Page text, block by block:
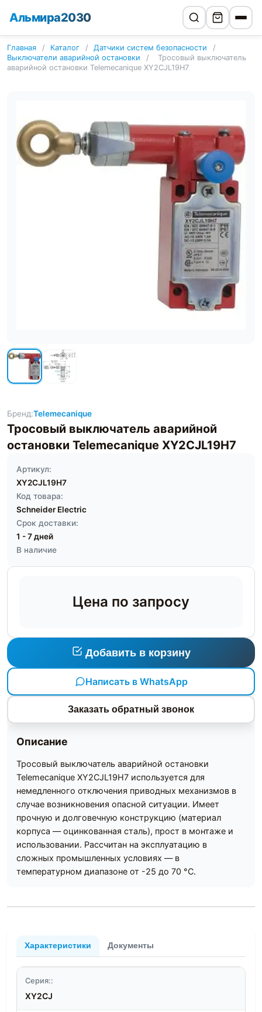
Альмира2030
Главная / Каталог / Датчики систем безопасности
/
Выключатели аварийной остановки
/
Тросовый выключатель
аварийной остановки Telemecanique XY2CJL19H7
Бренд:Telemecanique
Тросовый выключатель аварийной
остановки Telemecanique XY2CJL19H7
Артикул:
XY2CJL19H7
Код товара:
Schneider Electric
Срок доставки:
1 - 7 дней
В наличие
Цена по запросу
Добавить в корзину
Написать в WhatsApp
Заказать обратный звонок
Описание
Тросовый выключатель аварийной остановки
Telemecanique XY2CJL19H7 используется для
немедленного отключения приводных механизмов в
случае возникновения опасной ситуации. Имеет
прочную и долговечную конструкцию (материал
корпуса — оцинкованная сталь), прост в монтаже и
использовании. Рассчитан на эксплуатацию в
сложных промышленных условиях — в
температурном диапазоне от -25 до 70 °С.
Характеристики Документы
Серия::
XY2CJ